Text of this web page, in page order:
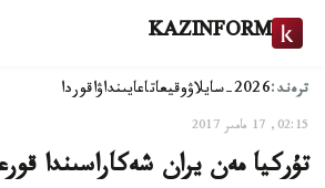
KAZINFORM
ترەند:2026-سايلاۋ وقيعاتاعايىنداۋاقوردا
02:15, 17 مامىر 2017
تۇركيا مەن يران شەكاراسىندا